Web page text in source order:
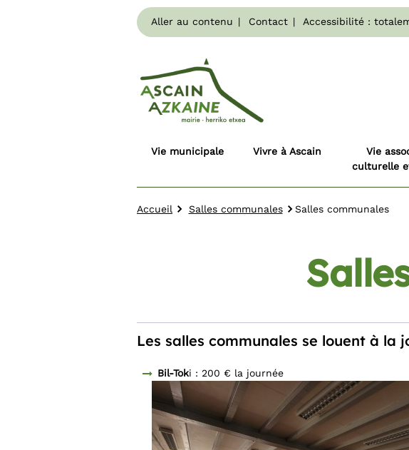
Aller au contenu Contact Accessibilité :
Vie municipale Vivre à Ascain
Vie
culturelle
Accueil Salles communales Salles communales
Les salles communales se louent à la
Bil-Toki : 200 € la journée